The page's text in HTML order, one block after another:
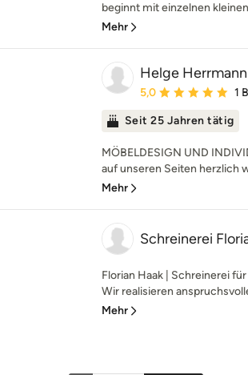
beginnt mit einzelnen
Mehr
Helge
Durchschnittliche
5,0 1
Seit 25 Jahren tätig
MÖBELDESIGN UND
auf unseren Seiten herzlich
Mehr
Schreinerei
Florian Haak | Schreinerei
Wir realisieren
Mehr